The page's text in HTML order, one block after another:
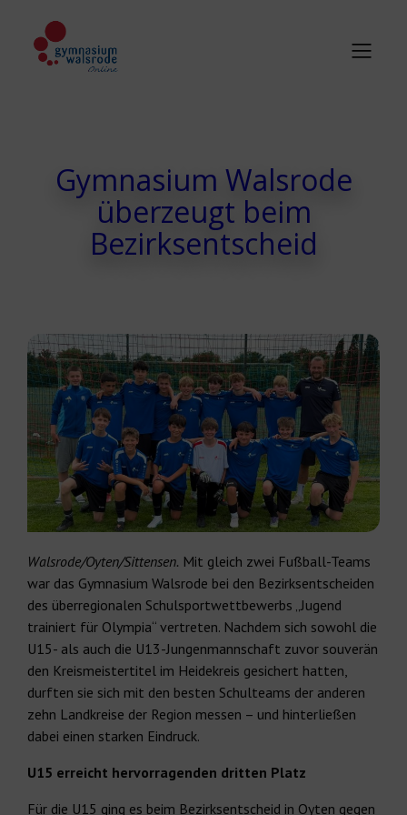
Gymnasium Walsrode
überzeugt beim
Bezirksentscheid
Walsrode/Oyten/Sittensen. Mit gleich zwei Fußball-Teams
war das Gymnasium Walsrode bei den Bezirksentscheiden
des überregionalen Schulsportwettbewerbs „Jugend
trainiert für Olympia“ vertreten. Nachdem sich sowohl die
U15- als auch die U13-Jungenmannschaft zuvor souverän
den Kreismeistertitel im Heidekreis gesichert hatten,
durften sie sich mit den besten Schulteams der anderen
zehn Landkreise der Region messen – und hinterließen
dabei einen starken Eindruck.
U15 erreicht hervorragenden dritten Platz
Für die U15 ging es beim Bezirksentscheid in Oyten gegen